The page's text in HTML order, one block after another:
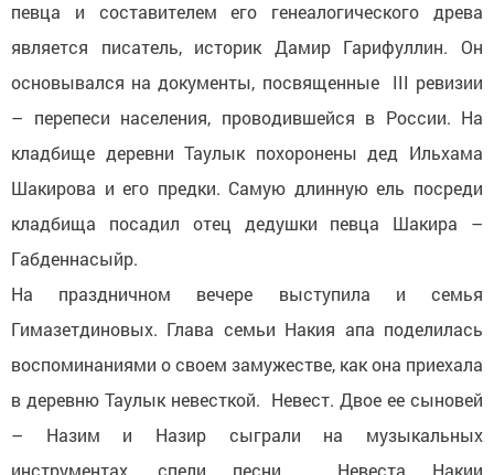
певца и составителем его генеалогического древа
является писатель, историк Дамир Гарифуллин. Он
основывался на документы, посвященные III ревизии
– перепеси населения, проводившейся в России. На
кладбище деревни Таулык похоронены дед Ильхама
Шакирова и его предки. Самую длинную ель посреди
кладбища посадил отец дедушки певца Шакира –
Габденнасыйр.
На праздничном вечере выступила и семья
Гимазетдиновых. Глава семьи Накия апа поделилась
воспоминаниями о своем замужестве, как она приехала
в деревню Таулык невесткой. Невест. Двое ее сыновей
– Назим и Назир сыграли на музыкальных
инструментах, спели песни. Невеста Накии